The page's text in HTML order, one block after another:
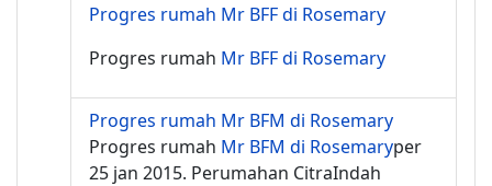
Progres rumah Mr BFF di Rosemary
Progres rumah Mr BFF di Rosemary
Progres rumah Mr BFM di Rosemary
Progres rumah Mr BFM di Rosemaryper
25 jan 2015. Perumahan CitraIndah